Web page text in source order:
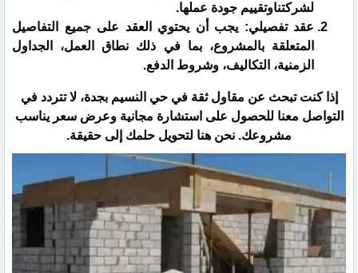
لشركتناوتقييم جودة عملها.
​عقد تفصيلي: يجب أن يحتوي العقد على جميع التفاصيل
المتعلقة بالمشروع، بما في ذلك نطاق العمل، الجداول
الزمنية، التكاليف، وشروط الدفع.
​إذا كنت تبحث عن مقاول ثقة في حي النسيم بجدة، لا تتردد في
التواصل معنا للحصول على استشارة مجانية وعرض سعر يناسب
مشروعك. نحن هنا لتحويل حلمك إلى حقيقة.